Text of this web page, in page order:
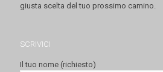
giusta scelta del tuo prossimo camino.
SCRIVICI
Il tuo nome (richiesto)